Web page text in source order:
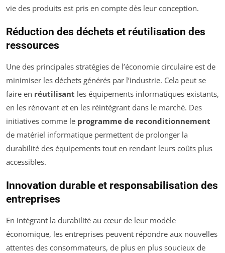
vie des produits est pris en compte dès leur conception.
Réduction des déchets et réutilisation des
ressources
Une des principales stratégies de l’économie circulaire est de
minimiser les déchets générés par l’industrie. Cela peut se
faire en réutilisant les équipements informatiques existants,
en les rénovant et en les réintégrant dans le marché. Des
initiatives comme le programme de reconditionnement
de matériel informatique permettent de prolonger la
durabilité des équipements tout en rendant leurs coûts plus
accessibles.
Innovation durable et responsabilisation des
entreprises
En intégrant la durabilité au cœur de leur modèle
économique, les entreprises peuvent répondre aux nouvelles
attentes des consommateurs, de plus en plus soucieux de